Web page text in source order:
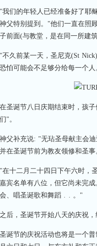
"我们的年轻人已经准备好了耶
神父特别提到。"他们一直在照
子前面(与教堂，是在同一所建
"不久前某一天，圣尼克(St
恐怕可能会不足够分给每一个
在圣诞节八日庆期结束时，孩
们"。
神父补充说: "无玷圣母献主会
并在圣诞节前为教友领修和圣事
"在十二月二十四日下午六时，
嘉宾名单有八位，但它尚未完
会、唱圣诞歌和舞蹈 . . 。"
之后，圣诞节开始八天的庆祝，
圣诞节的庆祝活动也将是一个